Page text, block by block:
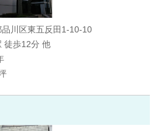
品川区東五反田1-10-10
徒歩12分 他